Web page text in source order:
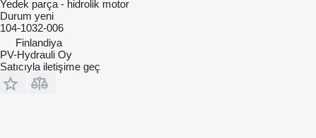
Yedek parça - hidrolik motor
Durum yeni
104-1032-006
Finlandiya
PV-Hydrauli Oy
Satıcıyla iletişime geç